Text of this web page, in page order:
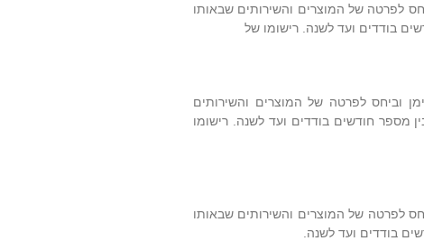
לפרטה של המוצרים והשירותים שבאותו
בודדים ועד לשנה. רישומו של
וביחס לפרטה של המוצרים והשירותים
מספר חודשים בודדים ועד לשנה. רישומו
לפרטה של המוצרים והשירותים שבאותו
בודדים ועד לשנה.